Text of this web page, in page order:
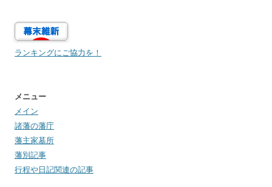
ランキングにご協力を！
メニュー
メイン
諸藩の藩庁
藩主家墓所
藩別記事
行程や日記関連の記事